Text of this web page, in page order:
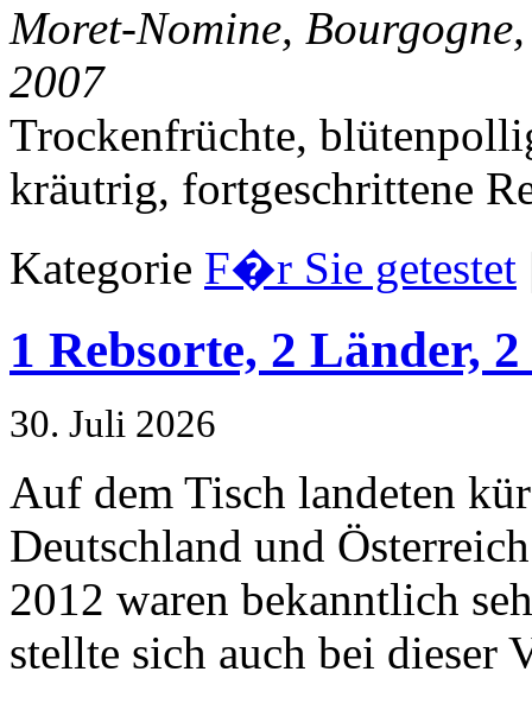
Moret-Nomine,
2007
Trockenfrüchte,
kräutrig, fortgeschrittene
Kategorie F�r Sie getestet
1 Rebsorte, 2 Länder,
30. Juli 2026
Auf dem Tisch landeten
Deutschland und
2012 waren bekanntlich
stellte sich auch bei dieser